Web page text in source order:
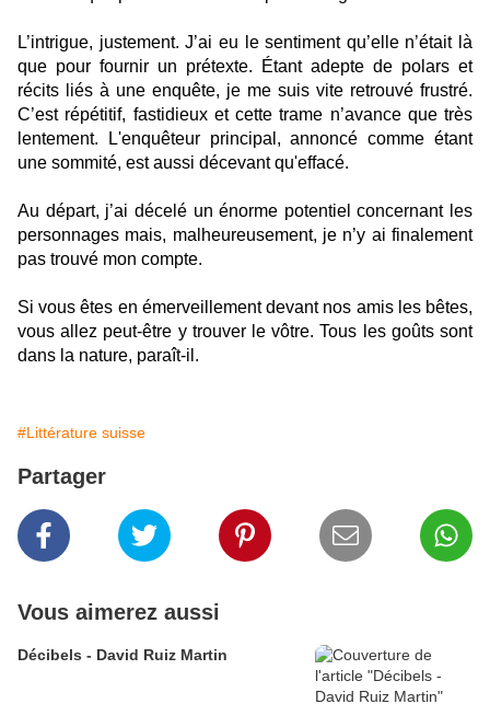
L’intrigue, justement. J’ai eu le sentiment qu’elle n’était là
que pour fournir un prétexte. Étant adepte de polars et
récits liés à une enquête, je me suis vite retrouvé frustré.
C’est répétitif, fastidieux et cette trame n’avance que très
lentement. L'enquêteur principal, annoncé comme étant
une sommité, est aussi décevant qu'effacé.
Au départ, j’ai décelé un énorme potentiel concernant les
personnages mais, malheureusement, je n’y ai finalement
pas trouvé mon compte.
Si vous êtes en émerveillement devant nos amis les bêtes,
vous allez peut-être y trouver le vôtre. Tous les goûts sont
dans la nature, paraît-il.
#Littérature suisse
Partager
Vous aimerez aussi
Décibels - David Ruiz Martin